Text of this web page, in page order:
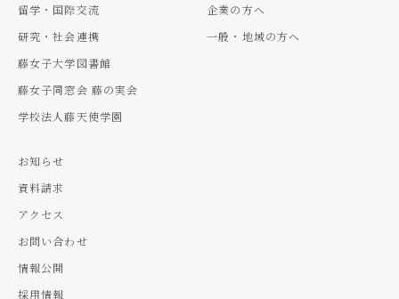
留学・国際交流
研究・社会連携
藤女子大学図書館
藤女子同窓会 藤の実会
学校法人藤天使学園
企業の方へ
一般・地域の方へ
お知らせ
資料請求
アクセス
お問い合わせ
情報公開
採用情報